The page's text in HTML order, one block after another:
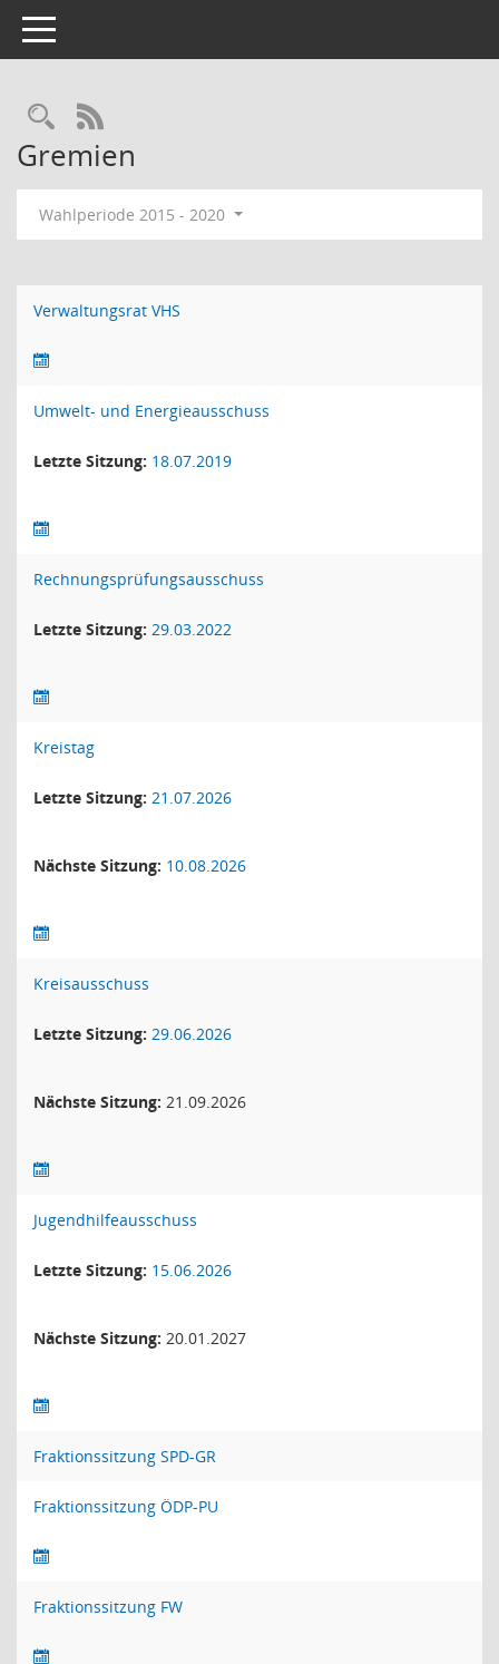
Toggle navigation
RSS-Feed
Gremien
Wahlperiode 2015 - 2020
Verwaltungsrat VHS
Umwelt- und Energieausschuss
Letzte Sitzung: 18.07.2019
Rechnungsprüfungsausschuss
Letzte Sitzung: 29.03.2022
Kreistag
Letzte Sitzung: 21.07.2026
Nächste Sitzung: 10.08.2026
Kreisausschuss
Letzte Sitzung: 29.06.2026
Nächste Sitzung: 21.09.2026
Jugendhilfeausschuss
Letzte Sitzung: 15.06.2026
Nächste Sitzung: 20.01.2027
Fraktionssitzung SPD-GR
Fraktionssitzung ÖDP-PU
Fraktionssitzung FW